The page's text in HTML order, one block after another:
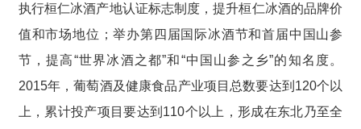
执行桓仁冰酒产地认证标志制度，提升桓仁冰酒的品牌价
值和市场地位；举办第四届国际冰酒节和首届中国山参
节，提高“世界冰酒之都”和“中国山参之乡”的知名度。
2015年，葡萄酒及健康食品产业项目总数要达到120个以
上，累计投产项目要达到110个以上，形成在东北乃至全